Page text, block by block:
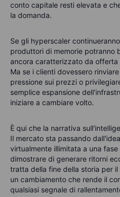
conto capitale resti elevata e
la domanda.
Se gli hyperscaler
produttori di memorie potranno
ancora caratterizzato da
Ma se i clienti dovessero
pressione sui prezzi o
semplice espansione
iniziare a cambiare volto.
È qui che la narrativa
Il mercato sta passando
virtualmente illimitata a una
dimostrare di generare ritorni
tratta della fine della storia per
un cambiamento che rende il
qualsiasi segnale di